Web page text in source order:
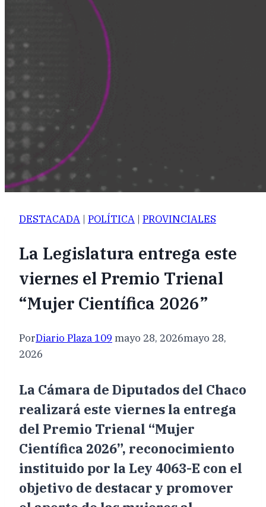
DESTACADA | POLÍTICA | PROVINCIALES
La Legislatura entrega este
viernes el Premio Trienal
“Mujer Científica 2026”
PorDiario Plaza 109 mayo 28, 2026mayo 28,
2026
La Cámara de Diputados del Chaco
realizará este viernes la entrega
del Premio Trienal “Mujer
Científica 2026”, reconocimiento
instituido por la Ley 4063-E con el
objetivo de destacar y promover